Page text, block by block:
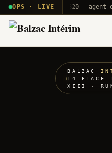
OPS · LIVE
T2E · B71 Push A320 — agent
BALZAC
14 PLACE
XIII ·